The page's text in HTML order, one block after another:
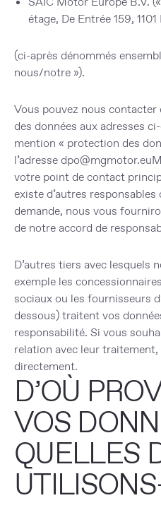
étage, De Entrée 159,
(ci-après dénommés
nous/notre »).
Vous pouvez nous
des données aux adresses
mention « protection des
l’adressedpo@mgmotor.eu
votre point de contact
existe d’autres
demande, nous vous
de notre accord de
D’autres tiers avec lesquels
exemple les
sociaux ou les fournisseurs
dessous) traitent vos
responsabilité. Si vous
relation avec leur
directement.
D’OÙ
VOS
QUELLES